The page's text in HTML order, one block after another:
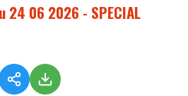
24 06 2026 - SPECIAL